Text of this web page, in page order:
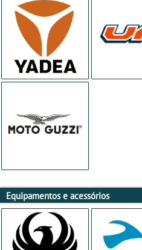
Equipamentos e acessórios